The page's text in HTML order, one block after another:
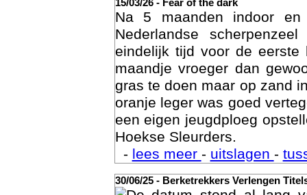
15/03/26 - Fear of the dark
Na 5 maanden indoor
Nederlandse
eindelijk tijd voor de eerste
maandje vroeger dan
gras te doen maar op zand
oranje leger was goed
een eigen jeugdploeg
Hoekse Sleurders.
- lees meer - uitslagen -
30/06/25 - Berketrekkers Verlengen